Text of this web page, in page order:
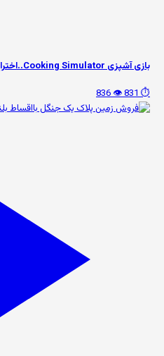
بازی آشپزی Cooking Simulator..اختراع بهترین پیتزا قرن!!
⏱️ 831
👁️ 836